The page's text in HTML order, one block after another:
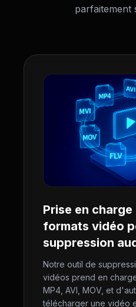
parfaitement
Prise en
formats vidéo
suppression
Notre outil de
vidéos prend en
MP4, AVI, MOV, et
télécharger une vidéo